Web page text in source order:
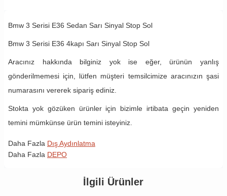
Bmw 3 Serisi E36 Sedan Sarı Sinyal Stop Sol
Bmw 3 Serisi E36 4kapı Sarı Sinyal Stop Sol
Aracınız hakkında bilginiz yok ise eğer, ürünün yanlış
gönderilmemesi için, lütfen müşteri temsilcimize aracınızın şasi
numarasını vererek sipariş ediniz.
Stokta yok gözüken ürünler için bizimle irtibata geçin yeniden
temini mümkünse ürün temini isteyiniz.
Daha Fazla Dış Aydınlatma
Daha Fazla DEPO
İlgili Ürünler